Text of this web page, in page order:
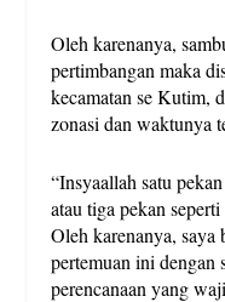
Oleh karenanya,
pertimbangan maka
kecamatan se Kutim,
zonasi dan waktunya
“Insyaallah satu
atau tiga pekan
Oleh karenanya, saya
pertemuan ini dengan
perencanaan yang